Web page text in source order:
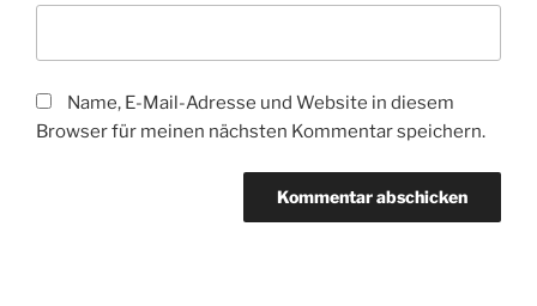
Name, E-Mail-Adresse und Website in diesem
Browser für meinen nächsten Kommentar speichern.